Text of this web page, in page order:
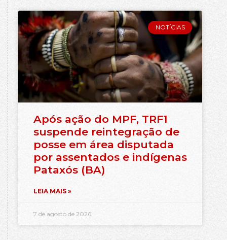
NOTÍCIAS
Após ação do MPF, TRF1
suspende reintegração de
posse em área disputada
por assentados e indígenas
Pataxós (BA)
LEIA MAIS »
7 de agosto de 2026